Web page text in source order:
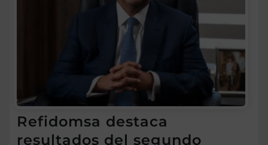
Refidomsa destaca
resultados del segundo